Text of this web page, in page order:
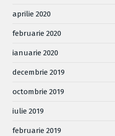
aprilie 2020
februarie 2020
ianuarie 2020
decembrie 2019
octombrie 2019
iulie 2019
februarie 2019